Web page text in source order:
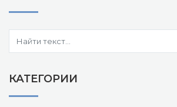
КАТЕГОРИИ